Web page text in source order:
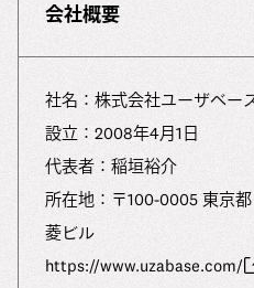
会社概要
社名：株式会社ユーザベー
設⽴：2008年4⽉1⽇
代表者：稲垣裕介
所在地：〒100-0005 東京
菱ビル
https://www.uzabase.com/